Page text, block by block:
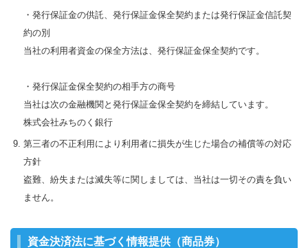
・発行保証金の供託、発行保証金保全契約または発行保証金信託契
約の別
当社の利用者資金の保全方法は、発行保証金保全契約です。
・発行保証金保全契約の相手方の商号
当社は次の金融機関と発行保証金保全契約を締結しています。
株式会社みちのく銀行
第三者の不正利用により利用者に損失が生じた場合の補償等の対応
方針
盗難、紛失または滅失等に関しましては、当社は一切その責を負い
ません。
資金決済法に基づく情報提供（商品券）